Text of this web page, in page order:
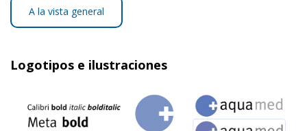
A la vista general
Logotipos e ilustraciones